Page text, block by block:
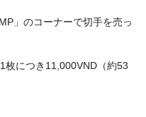
」のコーナーで切手を売っ
枚につき11,000VND（約53